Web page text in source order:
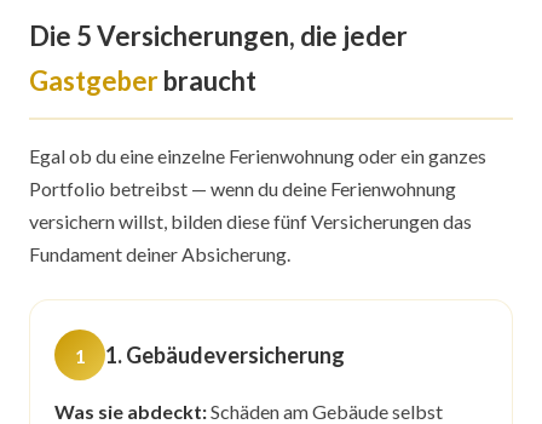
Die 5 Versicherungen, die jeder
Gastgeberbraucht
Egal ob du eine einzelne Ferienwohnung oder ein ganzes
Portfolio betreibst — wenn du deine Ferienwohnung
versichern willst, bilden diese fünf Versicherungen das
Fundament deiner Absicherung.
1. Gebäudeversicherung
Was sie abdeckt:Schäden am Gebäude selbst